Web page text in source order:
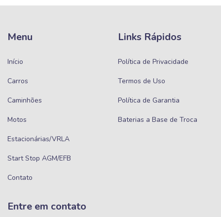
Menu
Início
Carros
Caminhões
Motos
Estacionárias/VRLA
Start Stop AGM/EFB
Contato
Links Rápidos
Política de Privacidade
Termos de Uso
Política de Garantia
Baterias a Base de Troca
Entre em contato